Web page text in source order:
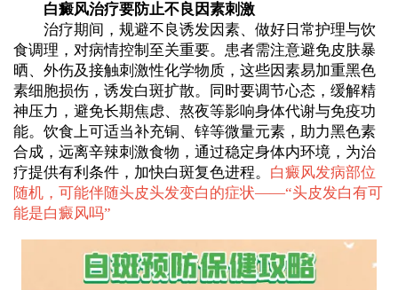
白癜风治疗要防止不良因素刺激
治疗期间，规避不良诱发因素、做好日常护理与饮
食调理，对病情控制至关重要。患者需注意避免皮肤暴
晒、外伤及接触刺激性化学物质，这些因素易加重黑色
素细胞损伤，诱发白斑扩散。同时要调节心态，缓解精
神压力，避免长期焦虑、熬夜等影响身体代谢与免疫功
能。饮食上可适当补充铜、锌等微量元素，助力黑色素
合成，远离辛辣刺激食物，通过稳定身体内环境，为治
疗提供有利条件，加快白斑复色进程。 白癜风发病部位
随机，可能伴随头皮头发变白的症状——“头皮发白有可
能是白癜风吗”